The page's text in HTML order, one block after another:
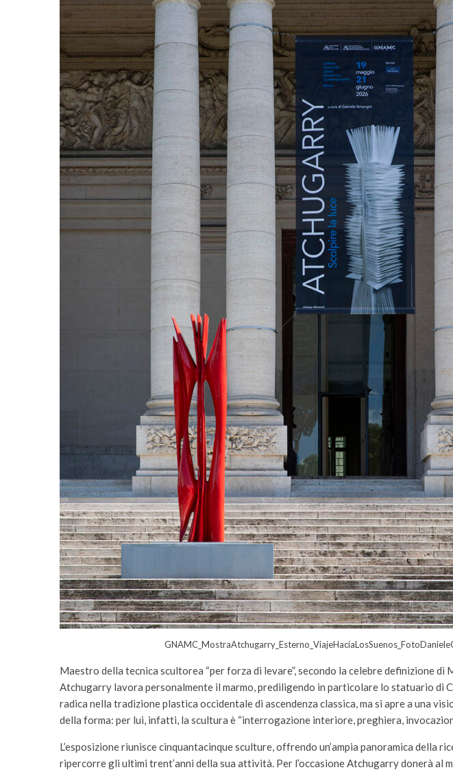
Maestro della tecnica scultorea “per forza di levare”, secondo la celebre definizione di
Atchugarry lavora personalmente il marmo, prediligendo in particolare lo statuario di
radica nella tradizione plastica occidentale di ascendenza classica, ma si apre a una
della forma: per lui, infatti, la scultura è “interrogazione interiore, preghiera,
L’esposizione riunisce cinquantacinque sculture, offrendo un’ampia panoramica della
ripercorre gli ultimi trent’anni della sua attività. Per l’occasione Atchugarry donerà al